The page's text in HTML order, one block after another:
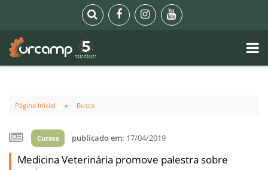
Página Inicial Busca
Cursos publicado em: 17/04/2019
Medicina Veterinária promove palestra sobre